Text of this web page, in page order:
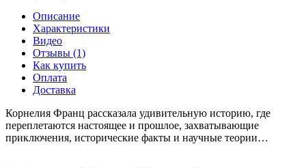
Описание
Характеристики
Видео
Отзывы (1)
Как купить
Оплата
Доставка
Корнелия Франц рассказала удивительную историю, где
переплетаются настоящее и прошлое, захватывающие
приключения, исторические факты и научные теории…